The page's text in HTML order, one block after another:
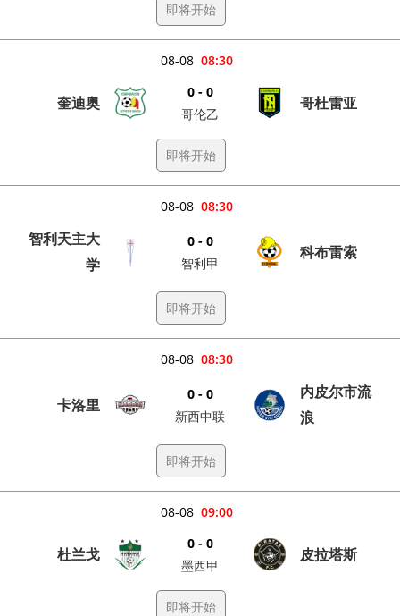
即将开始
08:30
08-08
奎迪奥
0 - 0
哥伦乙
哥杜雷亚
即将开始
08:30
08-08
智利天主大
学
0 - 0
智利甲
科布雷索
即将开始
08:30
08-08
卡洛里
0 - 0
新西中联
内皮尔市流
浪
即将开始
09:00
08-08
杜兰戈
0 - 0
墨西甲
皮拉塔斯
即将开始